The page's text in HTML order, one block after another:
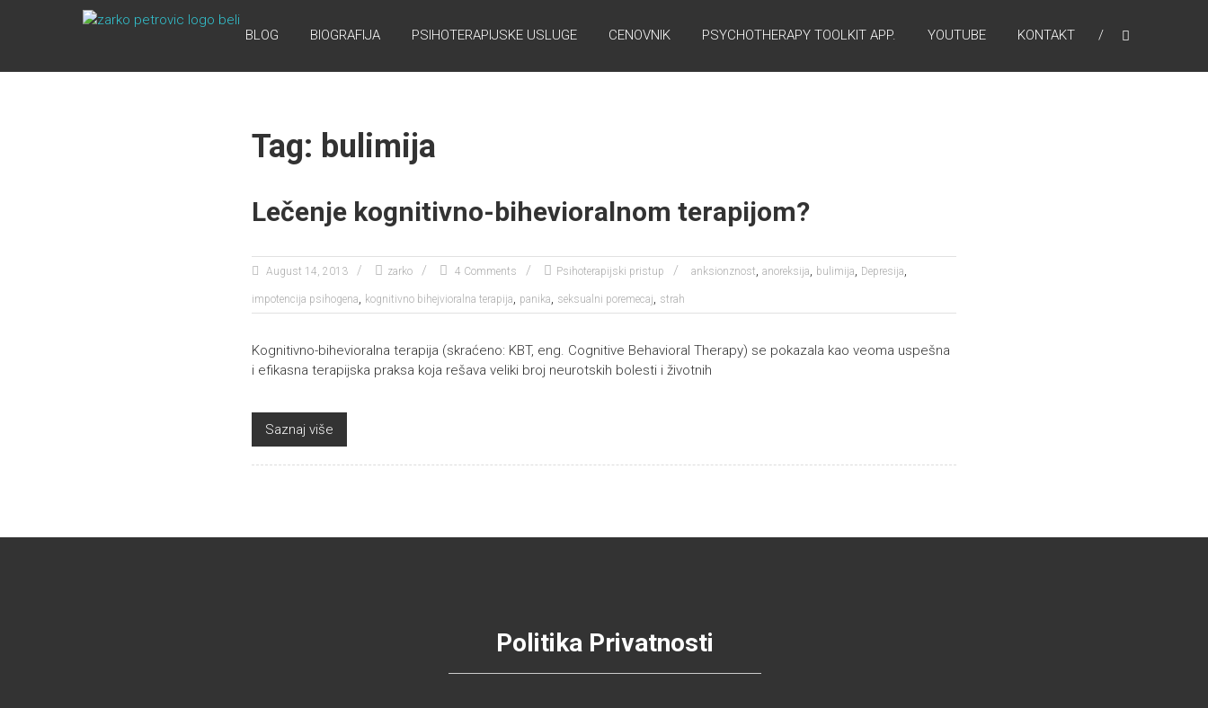
ONLINE
BLOG BIOGRAFIJA PSIHOTERAPIJSKE USLUGE CENOVNIK PSYCHOTHERAPY TOOLKIT APP. YOUTUBE KONTAKT
Tag: bulimija
Lečenje kognitivno-bihevioralnom terapijom?
August 14, 2013 zarko 4 Comments Psihoterapijski pristup anksionznost,anoreksija, bulimija, Depresija,
impotencija psihogena, kognitivno bihejvioralna terapija, panika, seksualni poremecaj, strah
Kognitivno-bihevioralna terapija (skraćeno: KBT, eng. Cognitive Behavioral Therapy) se pokazala kao veoma uspešna
i efikasna terapijska praksa koja rešava veliki broj neurotskih bolesti i životnih
Saznaj više
Politika Privatnosti